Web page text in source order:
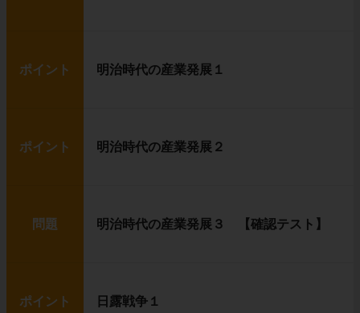
ポイント 明治時代の産業発展１
ポイント 明治時代の産業発展２
問題 明治時代の産業発展３ 【確認テスト】
ポイント 日露戦争１